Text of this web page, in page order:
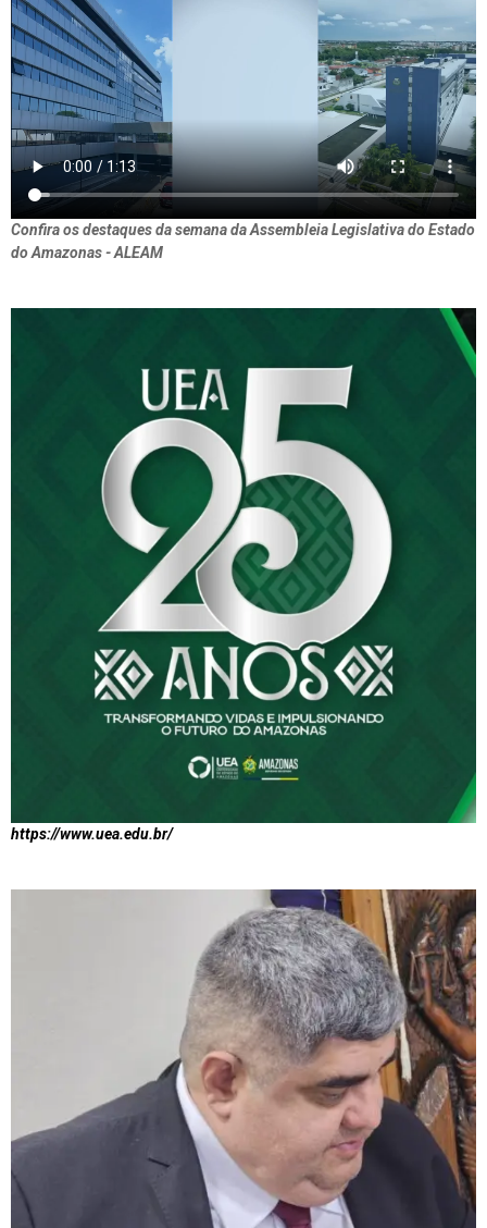
Confira os destaques da semana da Assembleia Legislativa do Estado
do Amazonas - ALEAM
https://www.uea.edu.br/